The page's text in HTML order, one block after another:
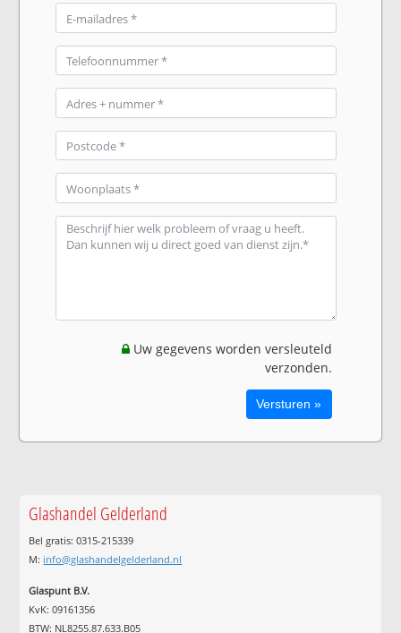
Uw gegevens worden versleuteld
verzonden.
Glashandel Gelderland
Bel gratis: 0315-215339
M: info@glashandelgelderland.nl
Glaspunt B.V.
KvK: 09161356
BTW: NL8255.87.633.B05